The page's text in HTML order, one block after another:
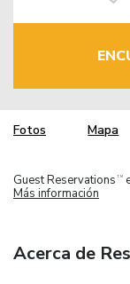
Fotos Mapa
Guest Reservations TM
Más información
Acerca de